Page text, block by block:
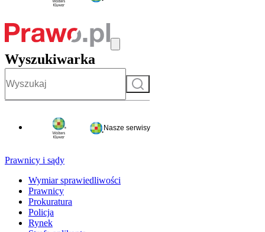
Wyszukiwarka
Szukaj
Nasze serwisy
Prawnicy i sądy
Wymiar sprawiedliwości
Prawnicy
Prokuratura
Policja
Rynek